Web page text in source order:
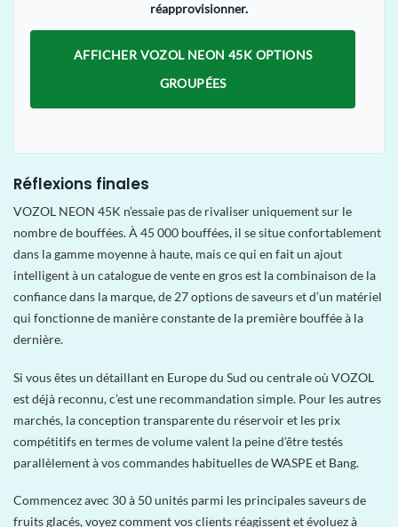
réapprovisionner.
AFFICHER VOZOL NEON 45K OPTIONS
GROUPÉES
Réflexions finales
VOZOL NEON 45K n’essaie pas de rivaliser uniquement sur le
nombre de bouffées. À 45 000 bouffées, il se situe confortablement
dans la gamme moyenne à haute, mais ce qui en fait un ajout
intelligent à un catalogue de vente en gros est la combinaison de la
confiance dans la marque, de 27 options de saveurs et d’un matériel
qui fonctionne de manière constante de la première bouffée à la
dernière.
Si vous êtes un détaillant en Europe du Sud ou centrale où VOZOL
est déjà reconnu, c’est une recommandation simple. Pour les autres
marchés, la conception transparente du réservoir et les prix
compétitifs en termes de volume valent la peine d’être testés
parallèlement à vos commandes habituelles de WASPE et Bang.
Commencez avec 30 à 50 unités parmi les principales saveurs de
fruits glacés, voyez comment vos clients réagissent et évoluez à